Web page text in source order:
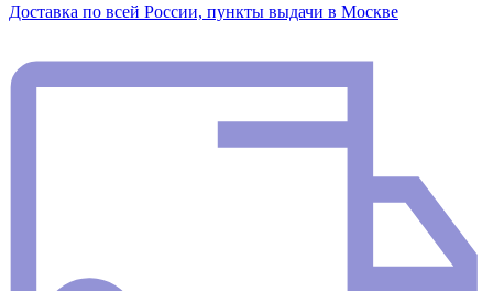
Доставка по всей России, пункты выдачи в Москве